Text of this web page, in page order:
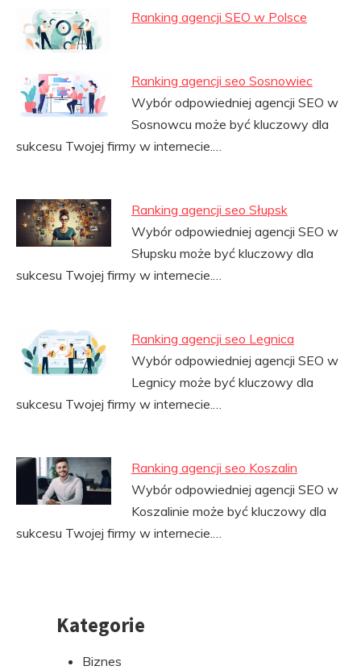
Ranking agencji SEO w Polsce
Ranking agencji seo Sosnowiec
Wybór odpowiedniej agencji SEO w
Sosnowcu może być kluczowy dla
sukcesu Twojej firmy w internecie.…
Ranking agencji seo Słupsk
Wybór odpowiedniej agencji SEO w
Słupsku może być kluczowy dla
sukcesu Twojej firmy w internecie.…
Ranking agencji seo Legnica
Wybór odpowiedniej agencji SEO w
Legnicy może być kluczowy dla
sukcesu Twojej firmy w internecie.…
Ranking agencji seo Koszalin
Wybór odpowiedniej agencji SEO w
Koszalinie może być kluczowy dla
sukcesu Twojej firmy w internecie.…
PrzejdźKategorie
Biznes